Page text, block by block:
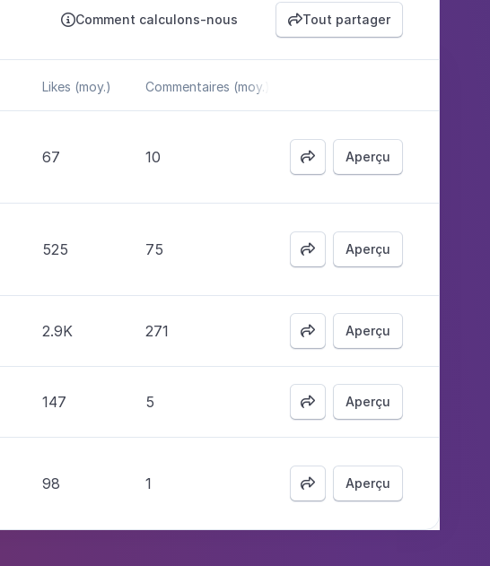
Comment calculons-nous Tout partager
Likes (moy.) Commentaires (moy.)
67 10  Aperçu
525 75  Aperçu
2.9K 271  Aperçu
147 5  Aperçu
98 1  Aperçu